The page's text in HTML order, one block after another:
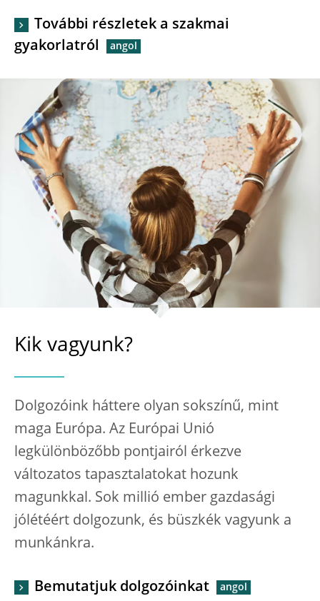
További részletek a szakmai
gyakorlatról
Kik vagyunk?
Dolgozóink háttere olyan sokszínű, mint
maga Európa. Az Európai Unió
legkülönbözőbb pontjairól érkezve
változatos tapasztalatokat hozunk
magunkkal. Sok millió ember gazdasági
jólétéért dolgozunk, és büszkék vagyunk a
munkánkra.
Bemutatjuk dolgozóinkat